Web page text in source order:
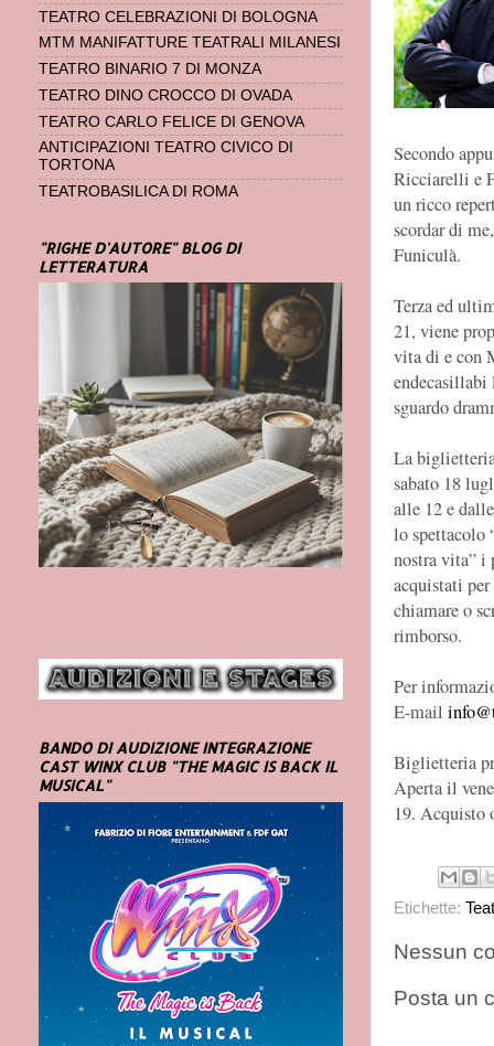
Secondo
Ricciarelli e
un ricco
scordar di
Funiculà.
Terza ed
21, viene
vita di e con
endecasillabi
sguardo
La
sabato 18
alle 12 e
lo spettacolo
nostra vita” i
acquistati
chiamare o
rimborso.
Per
E-mail
Biglietteria
Aperta il
19. Acquisto
Etichette:
Nessun
Posta un
TEATRO CELEBRAZIONI DI BOLOGNA
MTM MANIFATTURE TEATRALI MILANESI
TEATRO BINARIO 7 DI MONZA
TEATRO DINO CROCCO DI OVADA
TEATRO CARLO FELICE DI GENOVA
ANTICIPAZIONI TEATRO CIVICO DI
TORTONA
TEATROBASILICA DI ROMA
"RIGHE D'AUTORE" BLOG DI
LETTERATURA
BANDO DI AUDIZIONE INTEGRAZIONE
CAST WINX CLUB "THE MAGIC IS BACK IL
MUSICAL"